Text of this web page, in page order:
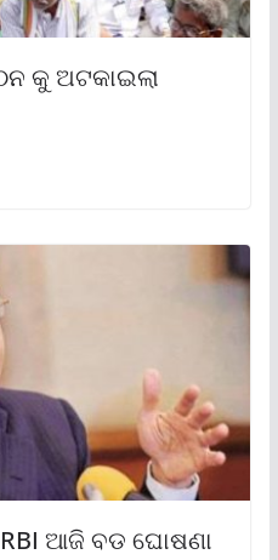
କୁ ଅଟକାଇଲା
RBI ଆଜି ବଡ ଘୋଷଣା